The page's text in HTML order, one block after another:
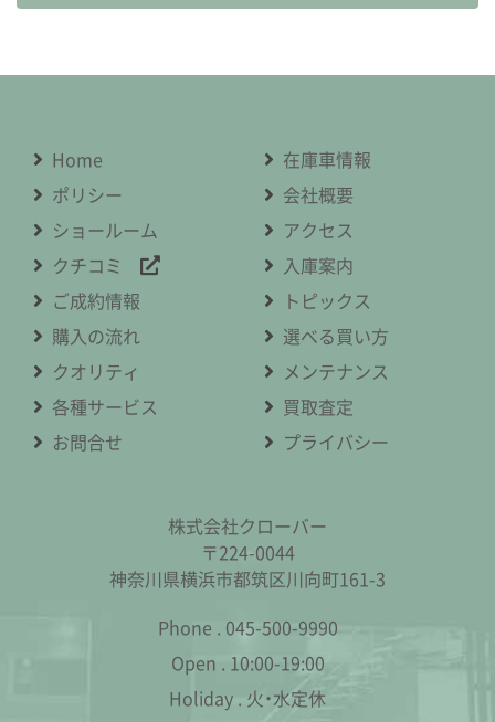
Home
在庫車情報
ポリシー
会社概要
ショールーム
アクセス
クチコミ
入庫案内
ご成約情報
トピックス
購入の流れ
選べる買い方
クオリティ
メンテナンス
各種サービス
買取査定
お問合せ
プライバシー
株式会社クローバー
〒224-0044
神奈川県横浜市都筑区川向町161-3
Phone . 045-500-9990
Open . 10:00-19:00
Holiday . 火・水定休